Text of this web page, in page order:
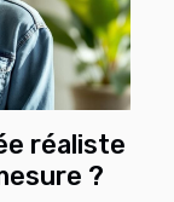
réaliste
?